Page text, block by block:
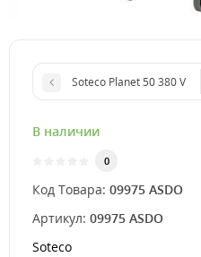
Soteco Planet 50 380 V
В наличии
0
Код Товара: 09975 ASDO
Артикул: 09975 ASDO
Soteco